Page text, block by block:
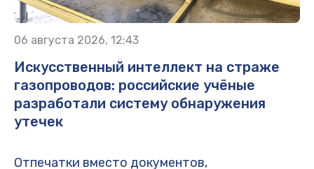
06 августа 2026, 12:43
Искусственный интеллект на страже
газопроводов: российские учёные
разработали систему обнаружения
утечек
Отпечатки вместо документов,